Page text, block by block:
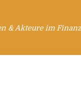
& Akteure im